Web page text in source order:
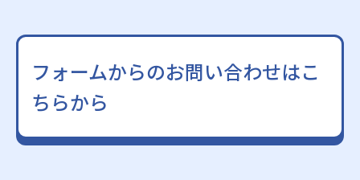
フォームからのお問い合わせはこ
ちらから